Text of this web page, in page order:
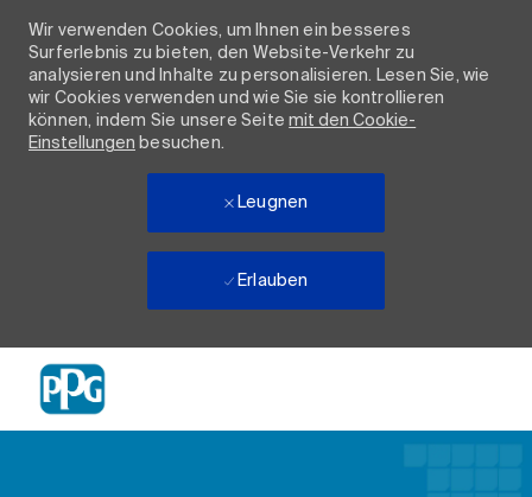
Wir verwenden Cookies, um Ihnen ein besseres
Surferlebnis zu bieten, den Website-Verkehr zu
analysieren und Inhalte zu personalisieren. Lesen Sie, wie
wir Cookies verwenden und wie Sie sie kontrollieren
können, indem Sie unsere Seitemit den Cookie-
Einstellungen besuchen.
Leugnen
Erlauben